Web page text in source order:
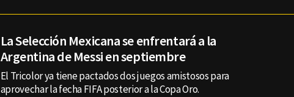
La Selección Mexicana se enfrentará a la
Argentina de Messi en septiembre
El Tricolor ya tiene pactados dos juegos amistosos para
aprovechar la fecha FIFA posterior a la Copa Oro.